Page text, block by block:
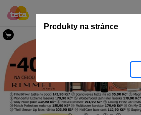
Produkty na stránce